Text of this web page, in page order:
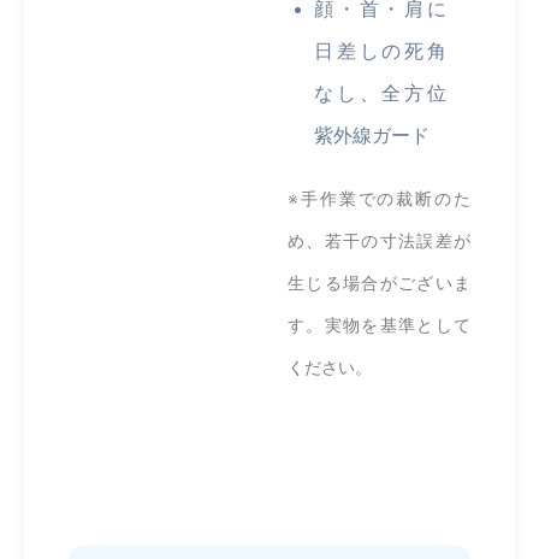
顔・首・肩に
日差しの死角
なし、全方位
紫外線ガード
※手作業での裁断のた
め、若干の寸法誤差が
生じる場合がございま
す。実物を基準として
ください。